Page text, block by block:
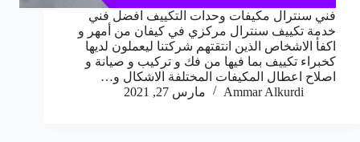
فني سنترال مكيفات وحدات التكييف افضل فني
خدمة تكييف سنترال مركزي في كيفان من أمهر و
اكفأ الاشخاص الذين انتقتهم شركتنا ليعملون لديها
كخبراء تكييف بما فيها من فك و تركيب و صيانة و
اصلاح اعطال المكيفات المختلفة الاشكال و…
Ammar Alkurdi
مارس 27, 2021